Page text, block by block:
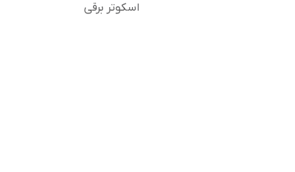
اسکوتر برقی